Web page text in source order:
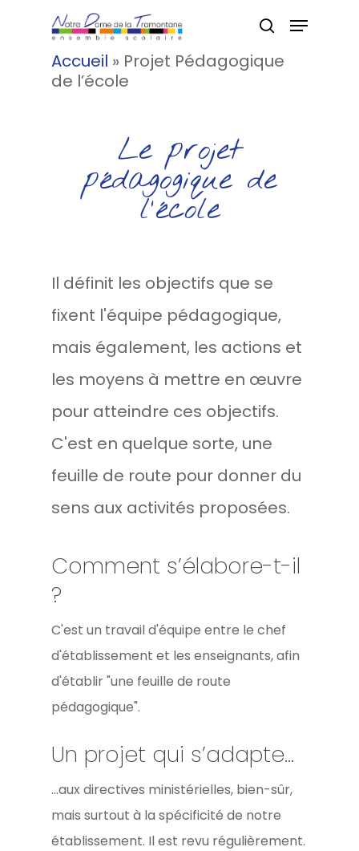
Hit enter to search or ESC to
Accueil » Projet Pédagogique
de l’école
Le projet
pédagogique de
l’école
Il définit les objectifs que se
fixent l'équipe pédagogique,
mais également, les actions et
les moyens à mettre en œuvre
pour atteindre ces objectifs.
C'est en quelque sorte, une
feuille de route pour donner du
sens aux activités proposées.
Comment s’élabore-t-il
?
C'est un travail d'équipe entre le chef
d'établissement et les enseignants, afin
d'établir "une feuille de route
pédagogique".
Un projet qui s’adapte…
...aux directives ministérielles, bien-sûr,
mais surtout à la spécificité de notre
établissement. Il est revu régulièrement.